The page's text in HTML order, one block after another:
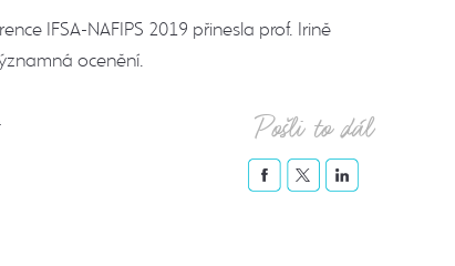
IFSA-NAFIPS 2019 přinesla prof. Irině
ocenění.
Pošli to dál